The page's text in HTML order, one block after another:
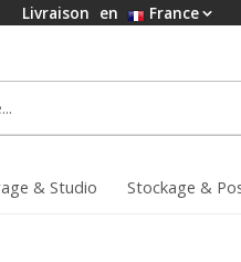
Livraison en France
& Studio Stockage &